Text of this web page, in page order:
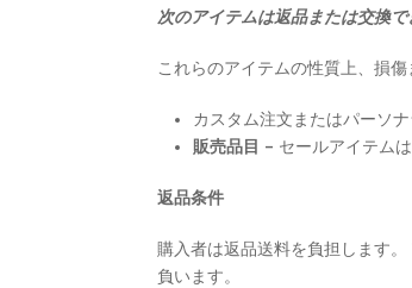
次のアイテムは返品または交換
これらのアイテムの性質上、損
カスタム注文またはパーソ
販売品目 – セールアイテム
返品条件
購入者は返品送料を負担します
負います。